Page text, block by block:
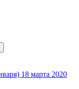
18 марта 2020